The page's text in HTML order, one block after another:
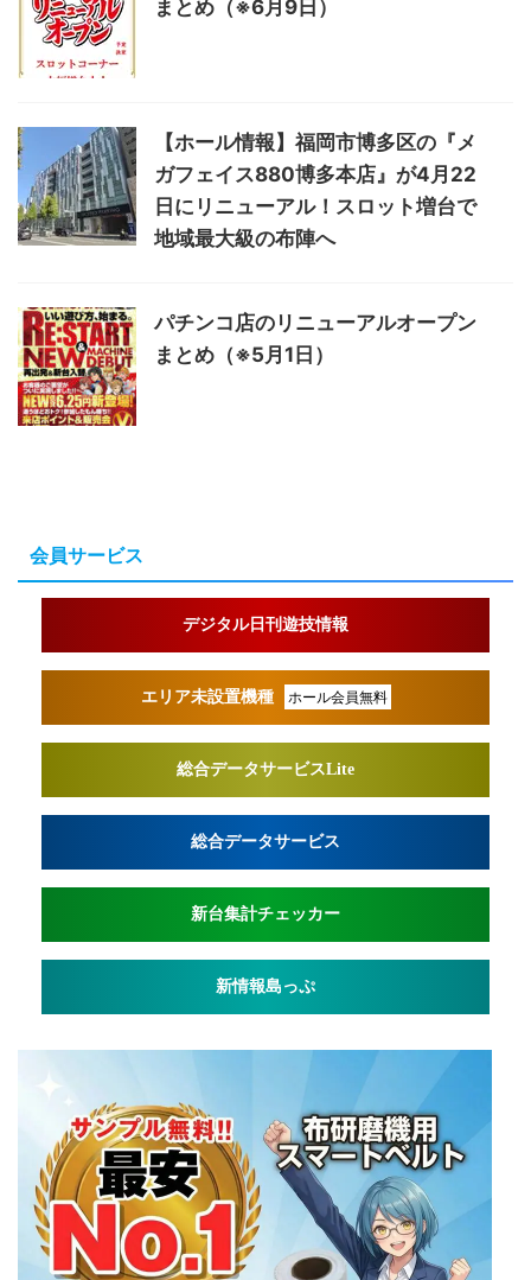
まとめ（※6月9日）
【ホール情報】福岡市博多区の『メ
ガフェイス880博多本店』が4月22
日にリニューアル！スロット増台で
地域最大級の布陣へ
パチンコ店のリニューアルオープン
まとめ（※5月1日）
会員サービス
デジタル日刊遊技情報
エリア未設置機種 ホール会員無料
総合データサービスLite
総合データサービス
新台集計チェッカー
新情報島っぷ